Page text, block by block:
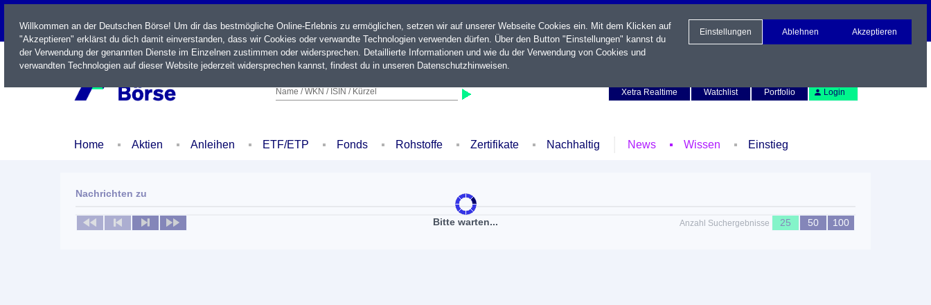
LIVE
Name / WKN / ISIN / Kürzel
Xetra Realtime
Watchlist Portfolio Login
Home Aktien Anleihen ETF/ETP Fonds Rohstoffe Zertifikate Nachhaltig News Wissen Einstieg
Bitte warten...
Nachrichten zu
Keine News verfügbar Anzahl Suchergebnisse 25 50 100
Willkommen an der Deutschen Börse! Um dir das bestmögliche Online-Erlebnis zu ermöglichen, setzen wir auf unserer Webseite Cookies ein. Mit dem Klicken auf
"Akzeptieren" erklärst du dich damit einverstanden, dass wir Cookies oder verwandte Technologien verwenden dürfen. Über den Button "Einstellungen" kannst du
der Verwendung der genannten Dienste im Einzelnen zustimmen oder widersprechen. Detaillierte Informationen und wie du der Verwendung von Cookies und
verwandten Technologien auf dieser Website jederzeit widersprechen kannst, findest du in unseren Datenschutzhinweisen.
Einstellungen Ablehnen Akzeptieren